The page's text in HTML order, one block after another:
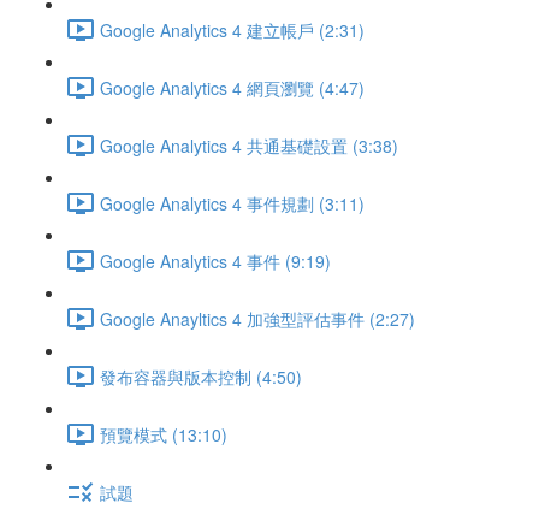
Google Analytics 4 建立帳戶 (2:31)
Google Analytics 4 網頁瀏覽 (4:47)
Google Analytics 4 共通基礎設置 (3:38)
Google Analytics 4 事件規劃 (3:11)
Google Analytics 4 事件 (9:19)
Google Anayltics 4 加強型評估事件 (2:27)
發布容器與版本控制 (4:50)
預覽模式 (13:10)
試題